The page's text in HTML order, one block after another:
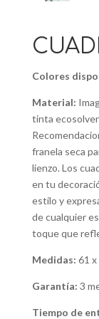
Colores
Material:
tinta
franela seca
lienzo. Los
en tu
estilo y
de cualquier
toque que
Medidas: 61 x
Garantía: 3
Tiempo de